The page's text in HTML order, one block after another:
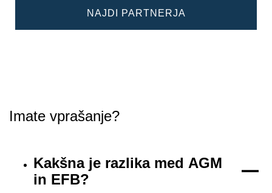
NAJDI PARTNERJA
Imate vprašanje?
Kakšna je razlika med AGM
in EFB?